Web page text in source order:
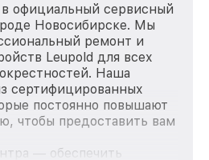
официальный сервисный
Новосибирске. Мы
ремонт и
Leupold для всех
Наша
сертифицированных
постоянно повышают
чтобы предоставить вам
— обеспечить